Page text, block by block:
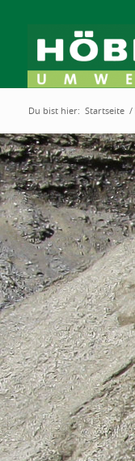
Du bist hier: Startseite /